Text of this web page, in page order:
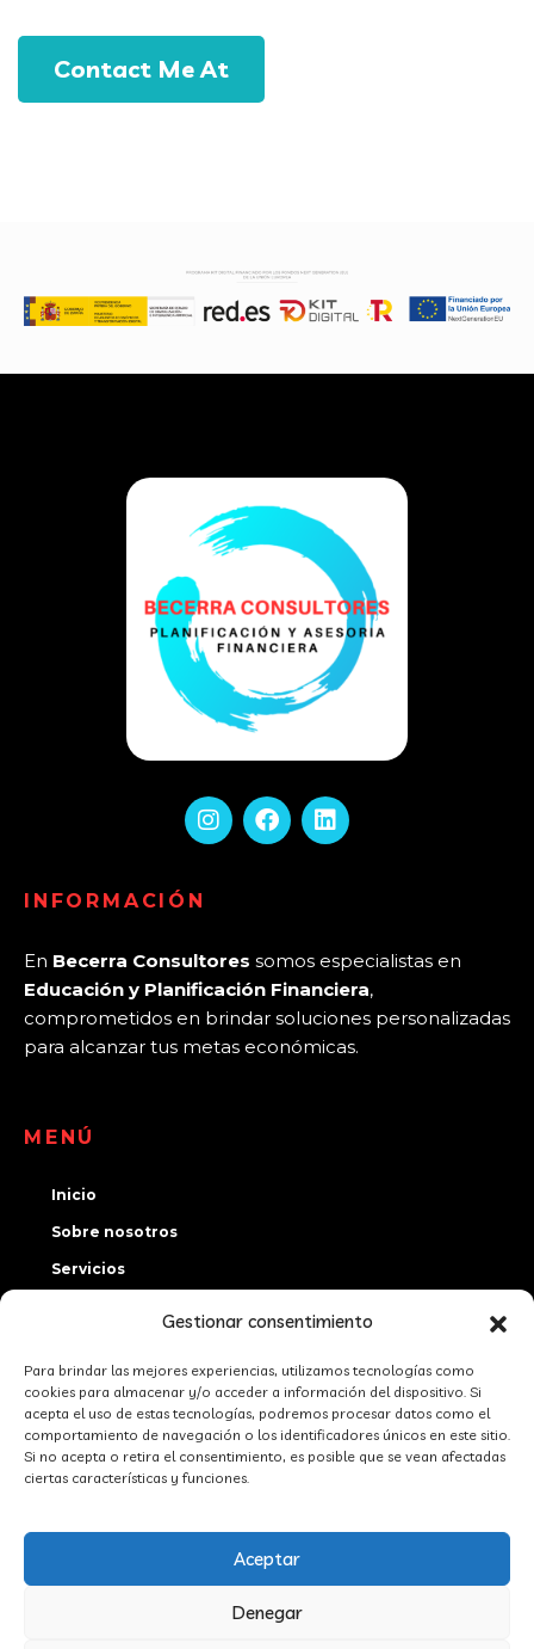
Gestionar consentimiento
Para brindar las mejores experiencias, utilizamos tecnologías como
cookies para almacenar y/o acceder a información del dispositivo. Si
acepta el uso de estas tecnologías, podremos procesar datos como el
comportamiento de navegación o los identificadores únicos en este sitio.
Si no acepta o retira el consentimiento, es posible que se vean afectadas
ciertas características y funciones.
Aceptar
Denegar
Contact Me At
INFORMACIÓN
En Becerra Consultores somos especialistas en
Educación y Planificación Financiera,
comprometidos en brindar soluciones personalizadas
para alcanzar tus metas económicas.
MENÚ
Inicio
Sobre nosotros
Servicios
CONTACTO
636 56 23 36